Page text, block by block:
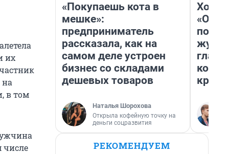
их
на
в том
числе
«Покупаешь кота в
мешке»:
предприниматель
рассказала, как на
самом деле устроен
бизнес со складами
дешевых товаров
Наталья Шорохова
Открыла кофейную точку на
деньги соцразвития
Хоть
РЕКОМЕНДУЕМ